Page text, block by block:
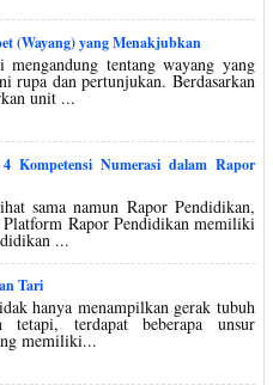
(Wayang) yang Menakjubkan
tentang wayang yang
rupa dan pertunjukan. Berdasarkan
unit ...
Kompetensi Numerasi dalam Rapor
sama namun Rapor Pendidikan,
Rapor Pendidikan memiliki
...
Tari
hanya menampilkan gerak tubuh
tetapi, terdapat beberapa unsur
memiliki...